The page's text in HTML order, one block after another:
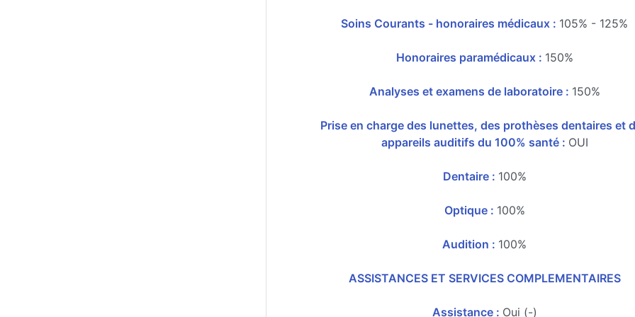
Soins Courants - honoraires médicaux : 105% - 125%
Honoraires paramédicaux : 150%
Analyses et examens de laboratoire : 150%
Prise en charge des lunettes, des prothèses dentaires et
appareils auditifs du 100% santé : OUI
Dentaire : 100%
Optique : 100%
Audition : 100%
ASSISTANCES ET SERVICES COMPLEMENTAIRES
Assistance : Oui (-)